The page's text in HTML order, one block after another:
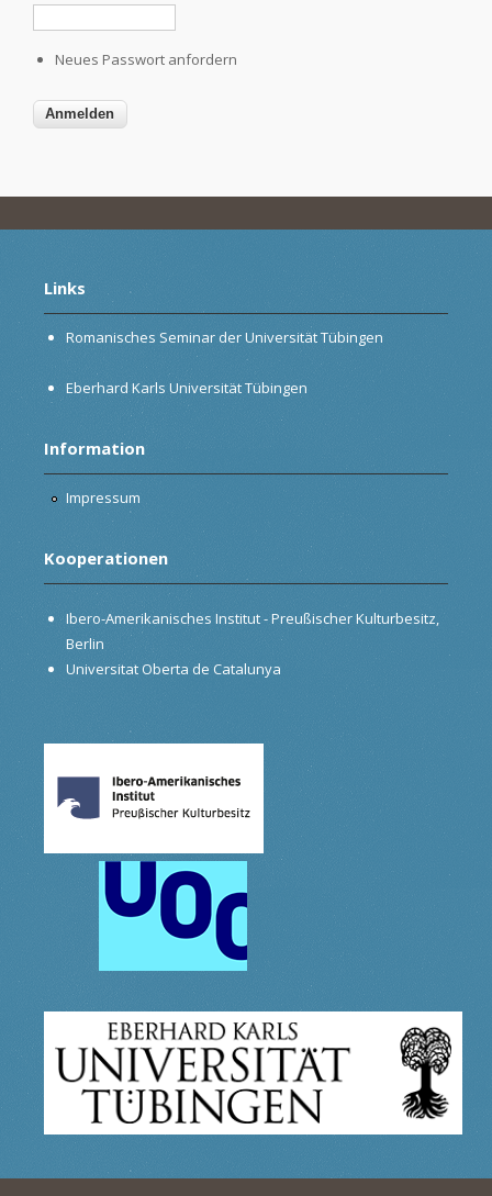
Neues Passwort anfordern
Links
Romanisches Seminar der Universität Tübingen
Eberhard Karls Universität Tübingen
Information
Impressum
Kooperationen
Ibero-Amerikanisches Institut - Preußischer Kulturbesitz,
Berlin
Universitat Oberta de Catalunya